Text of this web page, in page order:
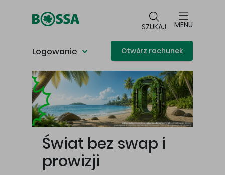
SZUKAJ MENU
Logowanie Otwórz rachunek
Główna treść
Świat bez swap i
prowizji